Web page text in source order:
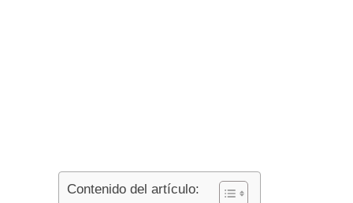
Contenido del artículo: